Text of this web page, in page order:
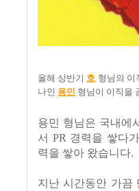
올해 상반기 호 형님의 이
나인 용민 형님이 이직을
용민 형님은 국내에
서 PR 경력을 쌓다
력을 쌓아 왔습니다.
지난 시간동안 가끔